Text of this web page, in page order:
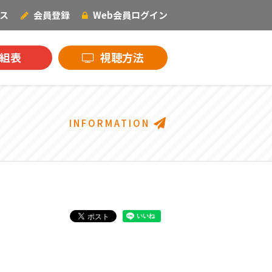
表 視聴方法
会員登録 Web会員ログイン
オリジナル
INFORMATION